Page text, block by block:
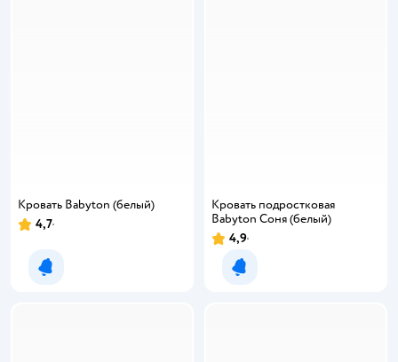
Кровать Babyton (белый)
Рейтинг:
4,7
Уведомить о появлении
Кровать подростковая
Babyton Соня (белый)
Рейтинг:
4,9
Уведомить о появлении